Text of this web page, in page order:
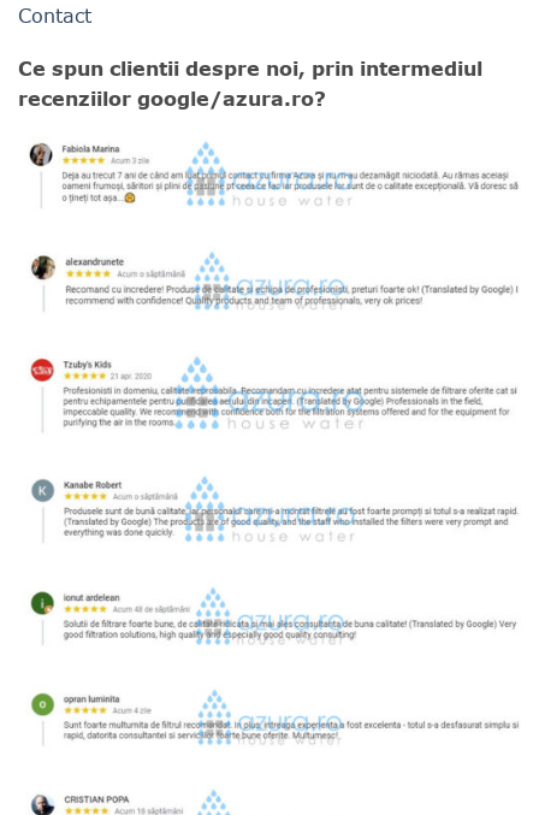
Contact
Ce spun clientii despre noi, prin intermediul
recenziilor google/azura.ro?